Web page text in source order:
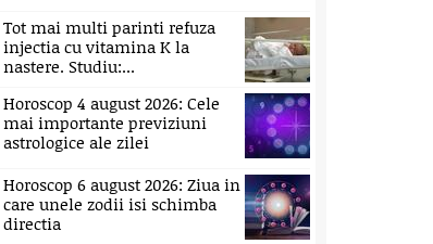
Tot mai multi parinti refuza
injectia cu vitamina K la
nastere. Studiu:...
Horoscop 4 august 2026: Cele
mai importante previziuni
astrologice ale zilei
Horoscop 6 august 2026: Ziua in
care unele zodii isi schimba
directia